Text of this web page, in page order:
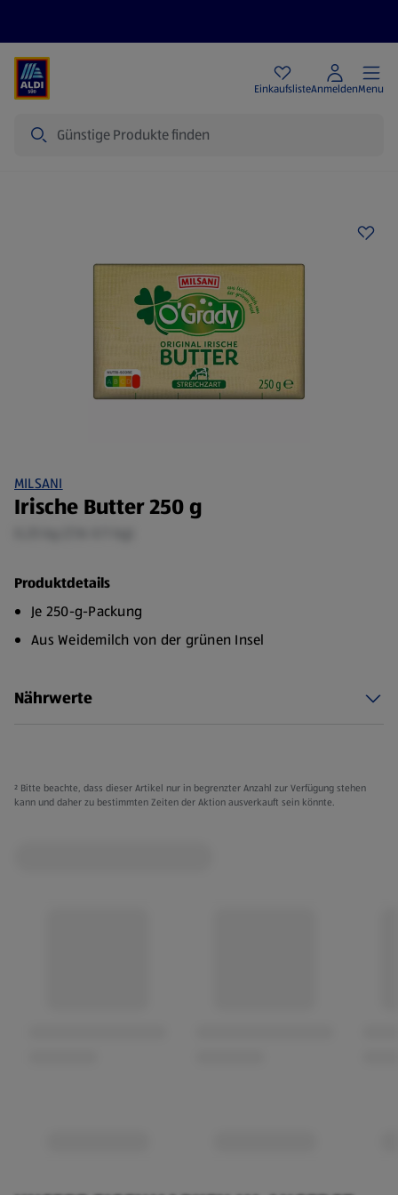
EinkaufslisteAnmeldenMenu
MILSANI
Irische Butter 250 g
Produktdetails
Je 250-g-Packung
Aus Weidemilch von der grünen Insel
Nährwerte
² Bitte beachte, dass dieser Artikel nur in begrenzter Anzahl zur Verfügung stehen
kann und daher zu bestimmten Zeiten der Aktion ausverkauft sein könnte.